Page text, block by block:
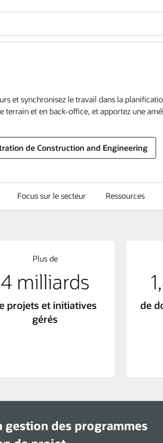
et synchronisez le travail dans la
terrain et en back-office, et apportez une
de Construction and Engineering
Focus sur le secteur Ressources
Plus de
4 milliards
projets et initiatives
gérés
de
gestion des programmes